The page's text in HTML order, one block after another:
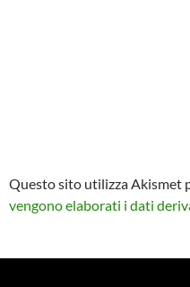
Questo sito utilizza Akismet
vengono elaborati i dati